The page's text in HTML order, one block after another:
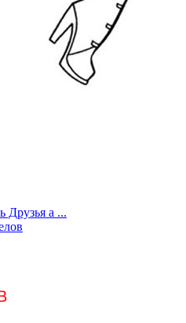
Друзья а ...